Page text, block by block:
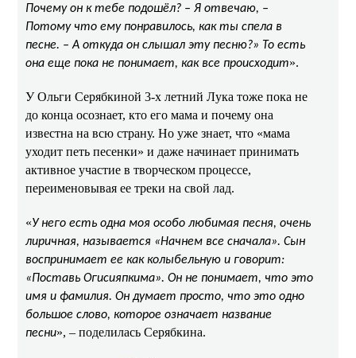
Почему он к тебе подошёл? – Я отвечаю, –
Потому что ему понравилось, как ты спела в
песне. – А откуда он слышал эту песню?» То есть
она еще пока не понимает, как все происходит».
У Ольги Серябкиной 3-х летний Лука тоже пока не
до конца осознает, кто его мама и почему она
известна на всю страну. Но уже знает, что «мама
уходит петь песенки» и даже начинает принимать
активное участие в творческом процессе,
переименовывая ее треки на свой лад.
«У него есть одна моя особо любимая песня, очень
лиричная, называется «Начнем все сначала». Сын
воспринимает ее как колыбельную и говорит:
«Поставь Огисияпкима». Он не понимает, что это
имя и фамилия. Он думает просто, что это одно
большое слово, которое означает название
песни», – поделилась Серябкина.